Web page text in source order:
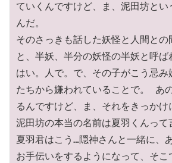
ていくんですけど、ま、泥田坊と
んだ。
そのさっきも話した妖怪と人間との
と、半妖、半分の妖怪の半妖と呼ば
はい。人で。で、その子がこう忌み
たちから嫌われていることで。 あ
るんですけど、ま、それをきっかけ
泥田坊の本当の名前は夏羽くんって
夏羽君はこう…隠神さんと一緒に、
お手伝いをするようになって、そこ